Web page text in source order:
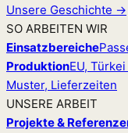
Unsere Geschichte →
SO ARBEITEN WIR
Einsatzbereiche
ProduktionEU,
Muster, Lieferzeiten
UNSERE ARBEIT
Projekte &